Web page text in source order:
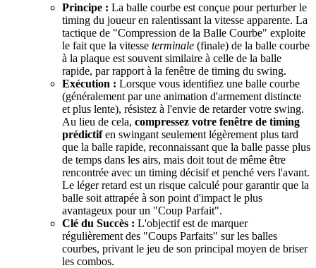
Principe : La balle courbe est conçue pour perturber le
timing du joueur en ralentissant la vitesse apparente. La
tactique de "Compression de la Balle Courbe" exploite
le fait que la vitesse terminale (finale) de la balle courbe
à la plaque est souvent similaire à celle de la balle
rapide, par rapport à la fenêtre de timing du swing.
Exécution : Lorsque vous identifiez une balle courbe
(généralement par une animation d'armement distincte
et plus lente), résistez à l'envie de retarder votre swing.
Au lieu de cela, compressez votre fenêtre de timing
prédictifen swingant seulement légèrement plus tard
que la balle rapide, reconnaissant que la balle passe plus
de temps dans les airs, mais doit tout de même être
rencontrée avec un timing décisif et penché vers l'avant.
Le léger retard est un risque calculé pour garantir que la
balle soit attrapée à son point d'impact le plus
avantageux pour un "Coup Parfait".
Clé du Succès : L'objectif est de marquer
régulièrement des "Coups Parfaits" sur les balles
courbes, privant le jeu de son principal moyen de briser
les combos.